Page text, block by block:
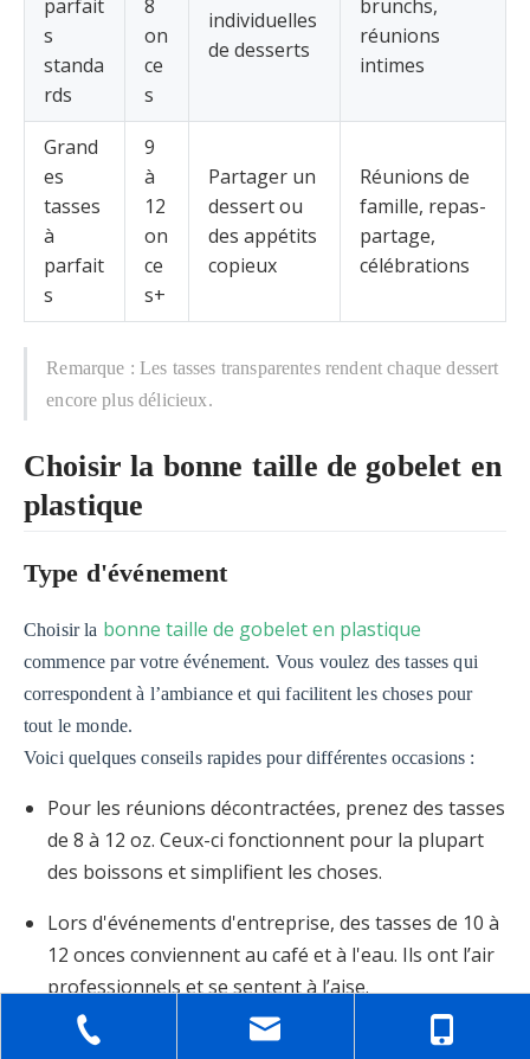
parfait
s
standa
rds
8
on
ce
s
individuelles
de desserts
brunchs,
réunions
intimes
Grand
es
tasses
à
parfait
s
9
à
12
on
ce
s+
Partager un
dessert ou
des appétits
copieux
Réunions de
famille, repas-
partage,
célébrations
Remarque : Les tasses transparentes rendent chaque dessert
encore plus délicieux.
Choisir la bonne taille de gobelet en
plastique
Type d'événement
Choisir la bonne taille de gobelet en plastique
commence par votre événement. Vous voulez des tasses qui
correspondent à l’ambiance et qui facilitent les choses pour
tout le monde.
Voici quelques conseils rapides pour différentes occasions :
Pour les réunions décontractées, prenez des tasses
de 8 à 12 oz. Ceux-ci fonctionnent pour la plupart
des boissons et simplifient les choses.
Lors d'événements d'entreprise, des tasses de 10 à
12 onces conviennent au café et à l'eau. Ils ont l’air
professionnels et se sentent à l’aise.
Les événements en plein air nécessitent des tasses